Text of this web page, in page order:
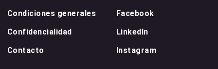
Condiciones generales
Confidencialidad
Contacto
Facebook
LinkedIn
Instagram